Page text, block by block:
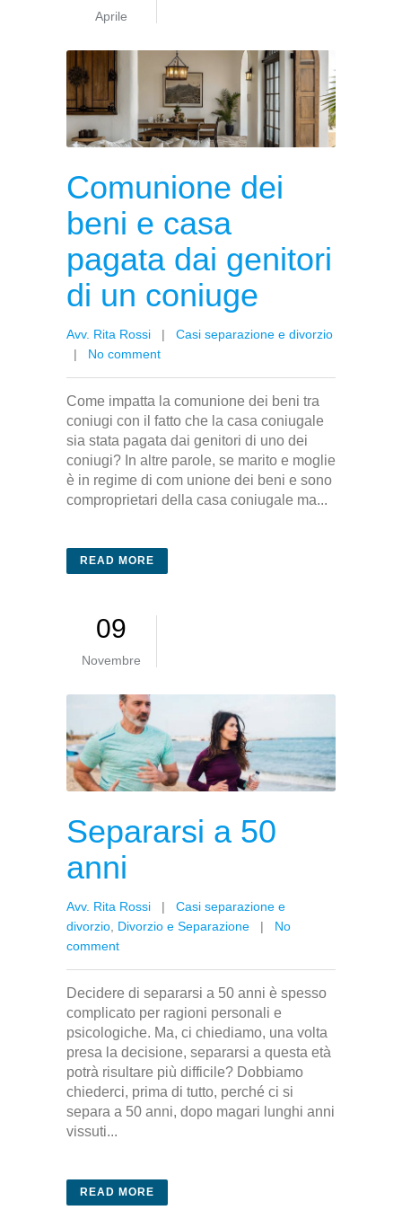
Aprile
Comunione dei
beni e casa
pagata dai genitori
di un coniuge
Avv. Rita Rossi | Casi separazione e divorzio
| No comment
Come impatta la comunione dei beni tra
coniugi con il fatto che la casa coniugale
sia stata pagata dai genitori di uno dei
coniugi? In altre parole, se marito e moglie
è in regime di com unione dei beni e sono
comproprietari della casa coniugale ma...
READ MORE
09
Novembre
Separarsi a 50
anni
Avv. Rita Rossi | Casi separazione e
divorzio Divorzio e Separazione | No
comment
Decidere di separarsi a 50 anni è spesso
complicato per ragioni personali e
psicologiche. Ma, ci chiediamo, una volta
presa la decisione, separarsi a questa età
potrà risultare più difficile? Dobbiamo
chiederci, prima di tutto, perché ci si
separa a 50 anni, dopo magari lunghi anni
vissuti...
READ MORE